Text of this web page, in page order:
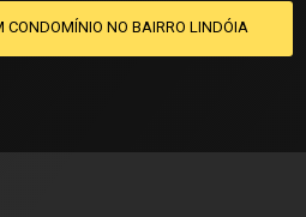
NO BAIRRO LINDÓIA